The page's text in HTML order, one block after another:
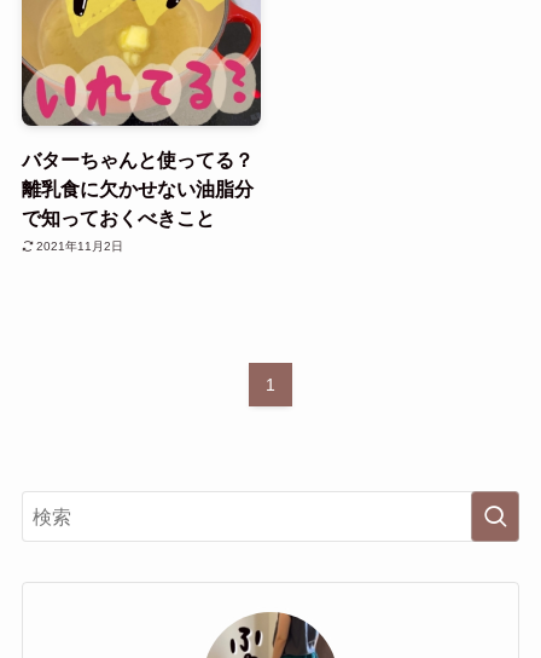
バターちゃんと使ってる？
離乳食に欠かせない油脂分
で知っておくべきこと
2021年11月2日
1